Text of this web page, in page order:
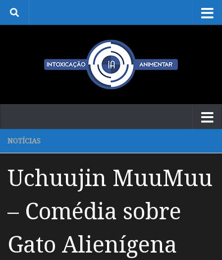
Skip to content
NOTÍCIAS
Uchuujin MuuMuu
– Comédia sobre
Gato Alienígena